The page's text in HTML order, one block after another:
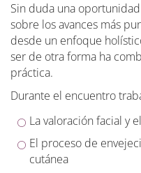
Sin duda una
sobre los avances más
desde un enfoque
ser de otra forma ha
práctica.
Durante el encuentro
La valoración facial y
El proceso de
cutánea